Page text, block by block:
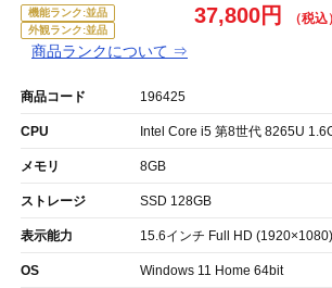
機能ランク:並品
外観ランク:並品
商品ランクについて ⇒
37,800円
商品コード 196425
CPU Intel Core i5 第8世代 8265U
メモリ 8GB
ストレージ SSD 128GB
表示能力 15.6インチ Full HD (1920×1080)
OS Windows 11 Home 64bit